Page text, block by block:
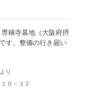
稱寺墓地（大阪府摂
す。整備の行き届い
り
０－３２